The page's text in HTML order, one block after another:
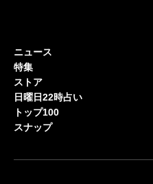
ニュース
特集
ストア
日曜日22時占い
トップ100
スナップ